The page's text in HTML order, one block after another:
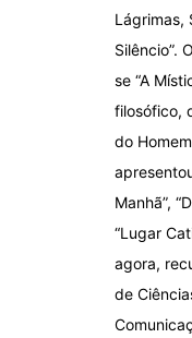
Lágrimas,
Silêncio”.
se “A
filosófico,
do
Manhã”,
“Lugar
agora,
de